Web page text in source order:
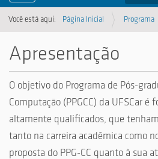
Você está aqui: Página Inicial Programa
Apresentação
O objetivo do Programa de Pós-
Computação (PPGCC) da UFSCar é
altamente qualificados, que
tanto na carreira acadêmica como
proposta do PPG-CC quanto à sua